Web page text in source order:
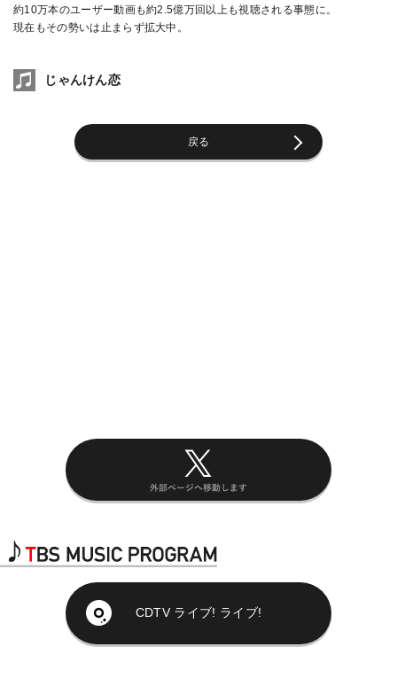
約10万本のユーザー動画も約2.5億万回以上も視聴される事態に。
現在もその勢いは止まらず拡大中。
じゃんけん恋
戻る
CDTV ライブ! ライブ!